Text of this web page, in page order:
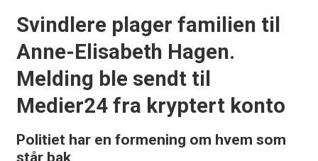
Svindlere plager familien til
Anne-Elisabeth Hagen.
Melding ble sendt til
Medier24 fra kryptert konto
Politiet har en formening om hvem som
står bak